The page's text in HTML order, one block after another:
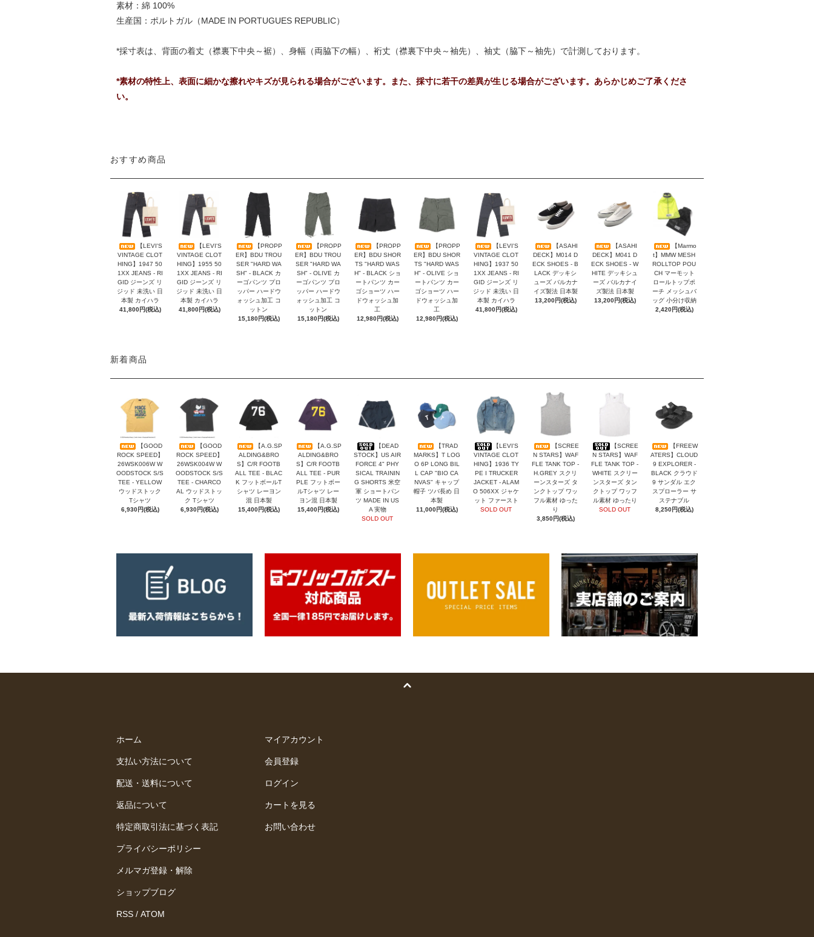
素材：綿 100%
生産国：ポルトガル（MADE IN PORTUGUES REPUBLIC）
*採寸表は、背面の着丈（襟裏下中央～裾）、身幅（両脇下の幅）、裄丈（襟裏下中央～袖先）、袖丈（脇下～袖先）で計測しております。
*素材の特性上、表面に細かな擦れやキズが見られる場合がございます。また、採寸に若干の差異が生じる場合がございます。あらかじめご了承くださ
い。
おすすめ商品
【LEVI'S
VINTAGE CLOT
HING】1947 50
1XX JEANS - RI
GID ジーンズ リ
ジッド 未洗い 日
本製 カイハラ
41,800円(税込)
【LEVI'S
VINTAGE CLOT
HING】1955 50
1XX JEANS - RI
GID ジーンズ リ
ジッド 未洗い 日
本製 カイハラ
41,800円(税込)
【PROPP
ER】BDU TROU
SER "HARD WA
SH" - BLACK カ
ーゴパンツ プロ
ッパー ハードウ
ォッシュ加工 コ
ットン
15,180円(税込)
【PROPP
ER】BDU TROU
SER "HARD WA
SH" - OLIVE カ
ーゴパンツ プロ
ッパー ハードウ
ォッシュ加工 コ
ットン
15,180円(税込)
【PROPP
ER】BDU SHOR
TS "HARD WAS
H" - BLACK ショ
ートパンツ カー
ゴショーツ ハー
ドウォッシュ加
工
12,980円(税込)
【PROPP
ER】BDU SHOR
TS "HARD WAS
H" - OLIVE ショ
ートパンツ カー
ゴショーツ ハー
ドウォッシュ加
工
12,980円(税込)
【LEVI'S
VINTAGE CLOT
HING】1937 50
1XX JEANS - RI
GID ジーンズ リ
ジッド 未洗い 日
本製 カイハラ
41,800円(税込)
【ASAHI
DECK】M014 D
ECK SHOES - B
LACK デッキシ
ューズ バルカナ
イズ製法 日本製
13,200円(税込)
【ASAHI
DECK】M041 D
ECK SHOES - W
HITE デッキシュ
ーズ バルカナイ
ズ製法 日本製
13,200円(税込)
【Marmo
t】MMW MESH
ROLLTOP POU
CH マーモット
ロールトップポ
ーチ メッシュバ
ッグ 小分け収納
2,420円(税込)
新着商品
【GOOD
ROCK SPEED】
26WSK006W W
OODSTOCK S/S
TEE - YELLOW
ウッドストック
Tシャツ
6,930円(税込)
【GOOD
ROCK SPEED】
26WSK004W W
OODSTOCK S/S
TEE - CHARCO
AL ウッドストッ
ク Tシャツ
6,930円(税込)
【A.G.SP
ALDING&BRO
S】C/R FOOTB
ALL TEE - BLAC
K フットボールT
シャツ レーヨン
混 日本製
15,400円(税込)
【A.G.SP
ALDING&BRO
S】C/R FOOTB
ALL TEE - PUR
PLE フットボー
ルTシャツ レー
ヨン混 日本製
15,400円(税込)
【DEAD
STOCK】US AIR
FORCE 4" PHY
SICAL TRAININ
G SHORTS 米空
軍 ショートパン
ツ MADE IN US
A 実物
SOLD OUT
【TRAD
MARKS】T LOG
O 6P LONG BIL
L CAP "BIO CA
NVAS" キャップ
帽子 ツバ長め 日
本製
11,000円(税込)
【LEVI'S
VINTAGE CLOT
HING】1936 TY
PE I TRUCKER
JACKET - ALAM
O 506XX ジャケ
ット ファースト
SOLD OUT
【SCREE
N STARS】WAF
FLE TANK TOP -
H.GREY スクリ
ーンスターズ タ
ンクトップ ワッ
フル素材 ゆった
り
3,850円(税込)
【SCREE
N STARS】WAF
FLE TANK TOP -
WHITE スクリー
ンスターズ タン
クトップ ワッフ
ル素材 ゆったり
SOLD OUT
【FREEW
ATERS】CLOUD
9 EXPLORER -
BLACK クラウド
9 サンダル エク
スプローラー サ
ステナブル
8,250円(税込)
ホーム
支払い方法について
配送・送料について
返品について
特定商取引法に基づく表記
プライバシーポリシー
メルマガ登録・解除
ショップブログ
RSS/ ATOM
マイアカウント
会員登録
ログイン
カートを見る
お問い合わせ